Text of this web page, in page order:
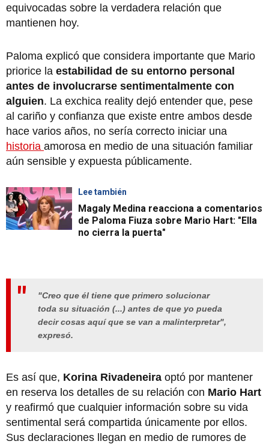
equivocadas sobre la verdadera relación que
mantienen hoy.
Paloma explicó que considera importante que Mario
priorice la estabilidad de su entorno personal
antes de involucrarse sentimentalmente con
alguien. La exchica reality dejó entender que, pese
al cariño y confianza que existe entre ambos desde
hace varios años, no sería correcto iniciar una
historia amorosa en medio de una situación familiar
aún sensible y expuesta públicamente.
Lee también
Magaly Medina reacciona a comentarios
de Paloma Fiuza sobre Mario Hart: "Ella
no cierra la puerta"
"Creo que él tiene que primero solucionar
toda su situación (...) antes de que yo pueda
decir cosas aquí que se van a malinterpretar",
expresó.
Es así que, Korina Rivadeneira optó por mantener
en reserva los detalles de su relación con Mario Hart
y reafirmó que cualquier información sobre su vida
sentimental será compartida únicamente por ellos.
Sus declaraciones llegan en medio de rumores de